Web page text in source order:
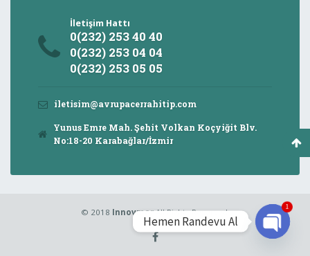
İletişim Hattı
0(232) 253 40 40
0(232) 253 04 04
0(232) 253 05 05
iletisim@avrupacerrahitip.com
Yunus Emre Mah. Şehit Volkan Koçyiğit Blv.
No:18-20 Karabağlar/İzmir
© 2018 InnovmarAll Rights Reserved.
Hemen Randevu Al
1